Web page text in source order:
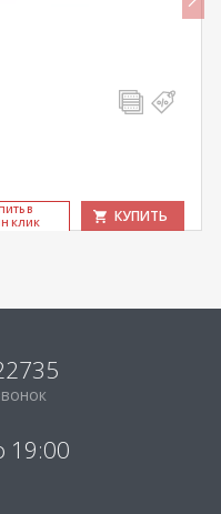
В
КЛИК
КУПИТЬ
19:00